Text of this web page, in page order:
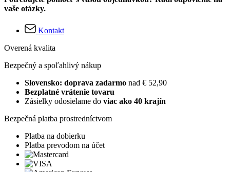
vaše otázky.
Kontakt
Overená kvalita
Bezpečný a spoľahlivý nákup
Slovensko: doprava zadarmo nad € 52,90
Bezplatné vrátenie tovaru
Zásielky odosielame do viac ako 40 krajín
Bezpečná platba prostredníctvom
Platba na dobierku
Platba prevodom na účet